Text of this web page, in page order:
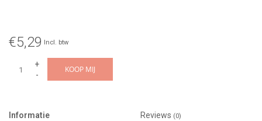
€5,29 Incl. btw
+
-
KOOP MIJ
Informatie Reviews (0)